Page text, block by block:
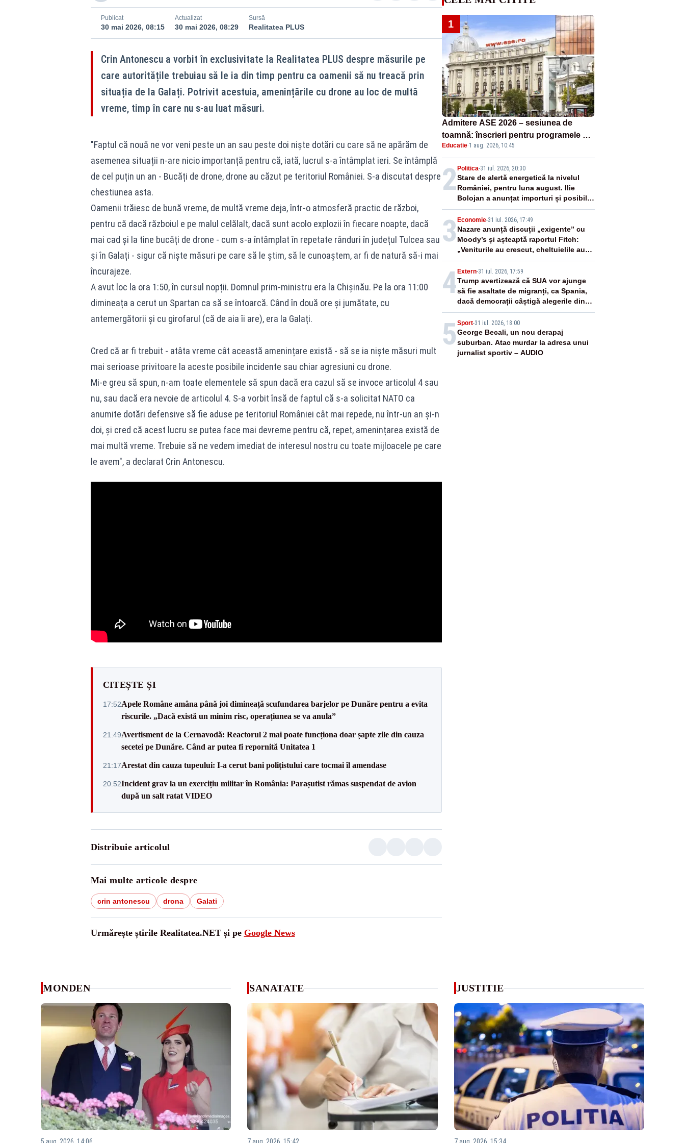
Publicat
30 mai 2026, 08:15
Actualizat
30 mai 2026, 08:29
Sursă
Realitatea PLUS
Crin Antonescu a vorbit în exclusivitate la Realitatea PLUS despre măsurile pe
care autoritățile trebuiau să le ia din timp pentru ca oamenii să nu treacă prin
situația de la Galați. Potrivit acestuia, amenințările cu drone au loc de multă
vreme, timp în care nu s-au luat măsuri.
"Faptul că nouă ne vor veni peste un an sau peste doi niște dotări cu care să ne apărăm de
asemenea situații n-are nicio importanță pentru că, iată, lucrul s-a întâmplat ieri. Se întâmplă
de cel puțin un an - Bucăți de drone, drone au căzut pe teritoriul României. S-a discutat despre
chestiunea asta.
Oamenii trăiesc de bună vreme, de multă vreme deja, într-o atmosferă practic de război,
pentru că dacă războiul e pe malul celălalt, dacă sunt acolo explozii în fiecare noapte, dacă
mai cad și la tine bucăți de drone - cum s-a întâmplat în repetate rânduri în județul Tulcea sau
și în Galați - sigur că niște măsuri pe care să le știm, să le cunoaștem, ar fi de natură să-i mai
încurajeze.
A avut loc la ora 1:50, în cursul nopții. Domnul prim-ministru era la Chișinău. Pe la ora 11:00
dimineața a cerut un Spartan ca să se întoarcă. Când în două ore și jumătate, cu
antemergătorii și cu girofarul (că de aia îi are), era la Galați.
Cred că ar fi trebuit - atâta vreme cât această amenințare există - să se ia niște măsuri mult
mai serioase privitoare la aceste posibile incidente sau chiar agresiuni cu drone.
Mi-e greu să spun, n-am toate elementele să spun dacă era cazul să se invoce articolul 4 sau
nu, sau dacă era nevoie de articolul 4. S-a vorbit însă de faptul că s-a solicitat NATO ca
anumite dotări defensive să fie aduse pe teritoriul României cât mai repede, nu într-un an și-n
doi, și cred că acest lucru se putea face mai devreme pentru că, repet, amenințarea există de
mai multă vreme. Trebuie să ne vedem imediat de interesul nostru cu toate mijloacele pe care
le avem", a declarat Crin Antonescu.
CITEȘTE ȘI
17:52Apele Române amâna până joi dimineață scufundarea barjelor pe Dunăre pentru a evita
riscurile. „Dacă există un minim risc, operațiunea se va anula”
21:49Avertisment de la Cernavodă: Reactorul 2 mai poate funcționa doar șapte zile din cauza
secetei pe Dunăre. Când ar putea fi repornită Unitatea 1
21:17Arestat din cauza tupeului: I-a cerut bani polițistului care tocmai îl amendase
20:52Incident grav la un exercițiu militar în România: Parașutist rămas suspendat de avion
după un salt ratat VIDEO
Distribuie articolul
Mai multe articole despre
crin antonescu drona Galati
Urmărește știrile Realitatea.NET și pe Google News
1
Admitere ASE 2026 – sesiunea de
toamnă: înscrieri pentru programele de
licență, masterat și doctorat
Educatie·1 aug. 2026, 10:45
2 Politica-31 iul. 2026, 20:30
Stare de alertă energetică la nivelul
României, pentru luna august. Ilie
Bolojan a anunțat importuri și posibile
restricții – VIDEO
3 Economie-31 iul. 2026, 17:49
Nazare anunță discuții „exigente” cu
Moody’s și așteaptă raportul Fitch:
„Veniturile au crescut, cheltuielile au
fost ținute sub control”
4 Extern-31 iul. 2026, 17:59
Trump avertizează că SUA vor ajunge
să fie asaltate de migranți, ca Spania,
dacă democrații câștigă alegerile din
2028
5 Sport-31 iul. 2026, 18:00
George Becali, un nou derapaj
suburban. Atac murdar la adresa unui
jurnalist sportiv – AUDIO
MONDEN SANATATE JUSTITIE